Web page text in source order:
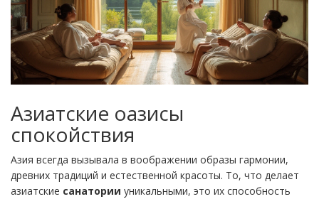
Азиатские оазисы
спокойствия
Азия всегда вызывала в воображении образы гармонии,
древних традиций и естественной красоты. То, что делает
азиатские санатории уникальными, это их способность